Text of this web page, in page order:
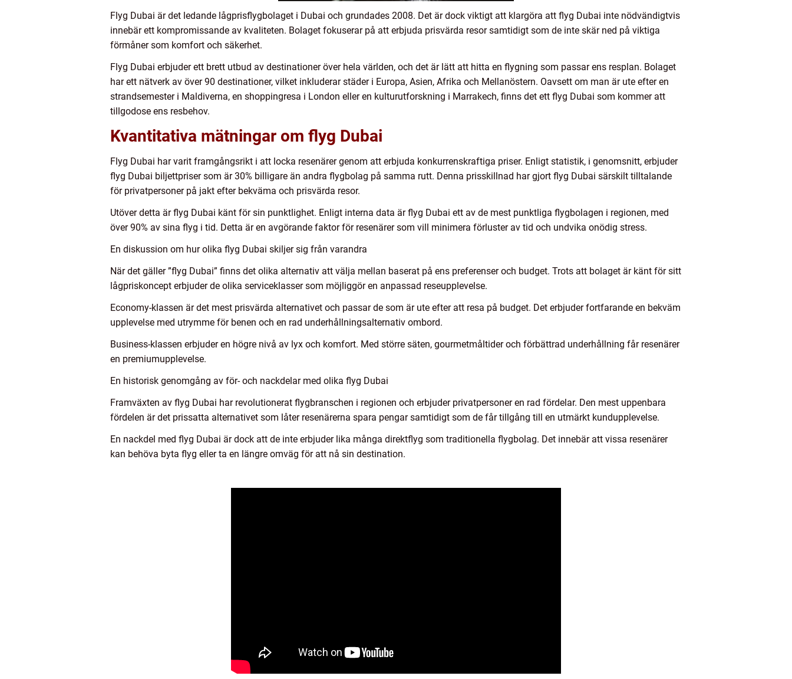
Flyg Dubai är det ledande lågprisflygbolaget i Dubai och grundades 2008. Det är dock viktigt att klargöra att flyg Dubai inte nödvändigtvis
innebär ett kompromissande av kvaliteten. Bolaget fokuserar på att erbjuda prisvärda resor samtidigt som de inte skär ned på viktiga
förmåner som komfort och säkerhet.
Flyg Dubai erbjuder ett brett utbud av destinationer över hela världen, och det är lätt att hitta en flygning som passar ens resplan. Bolaget
har ett nätverk av över 90 destinationer, vilket inkluderar städer i Europa, Asien, Afrika och Mellanöstern. Oavsett om man är ute efter en
strandsemester i Maldiverna, en shoppingresa i London eller en kulturutforskning i Marrakech, finns det ett flyg Dubai som kommer att
tillgodose ens resbehov.
Kvantitativa mätningar om flyg Dubai
Flyg Dubai har varit framgångsrikt i att locka resenärer genom att erbjuda konkurrenskraftiga priser. Enligt statistik, i genomsnitt, erbjuder
flyg Dubai biljettpriser som är 30% billigare än andra flygbolag på samma rutt. Denna prisskillnad har gjort flyg Dubai särskilt tilltalande
för privatpersoner på jakt efter bekväma och prisvärda resor.
Utöver detta är flyg Dubai känt för sin punktlighet. Enligt interna data är flyg Dubai ett av de mest punktliga flygbolagen i regionen, med
över 90% av sina flyg i tid. Detta är en avgörande faktor för resenärer som vill minimera förluster av tid och undvika onödig stress.
En diskussion om hur olika flyg Dubai skiljer sig från varandra
När det gäller ”flyg Dubai” finns det olika alternativ att välja mellan baserat på ens preferenser och budget. Trots att bolaget är känt för sitt
lågpriskoncept erbjuder de olika serviceklasser som möjliggör en anpassad reseupplevelse.
Economy-klassen är det mest prisvärda alternativet och passar de som är ute efter att resa på budget. Det erbjuder fortfarande en bekväm
upplevelse med utrymme för benen och en rad underhållningsalternativ ombord.
Business-klassen erbjuder en högre nivå av lyx och komfort. Med större säten, gourmetmåltider och förbättrad underhållning får resenärer
en premiumupplevelse.
En historisk genomgång av för- och nackdelar med olika flyg Dubai
Framväxten av flyg Dubai har revolutionerat flygbranschen i regionen och erbjuder privatpersoner en rad fördelar. Den mest uppenbara
fördelen är det prissatta alternativet som låter resenärerna spara pengar samtidigt som de får tillgång till en utmärkt kundupplevelse.
En nackdel med flyg Dubai är dock att de inte erbjuder lika många direktflyg som traditionella flygbolag. Det innebär att vissa resenärer
kan behöva byta flyg eller ta en längre omväg för att nå sin destination.